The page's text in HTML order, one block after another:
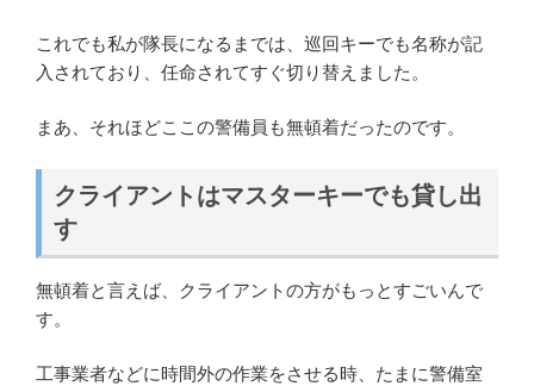
これでも私が隊長になるまでは、巡回キーでも名称が記
入されており、任命されてすぐ切り替えました。
まあ、それほどここの警備員も無頓着だったのです。
クライアントはマスターキーでも貸し出
す
無頓着と言えば、クライアントの方がもっとすごいんで
す。
工事業者などに時間外の作業をさせる時、たまに警備室